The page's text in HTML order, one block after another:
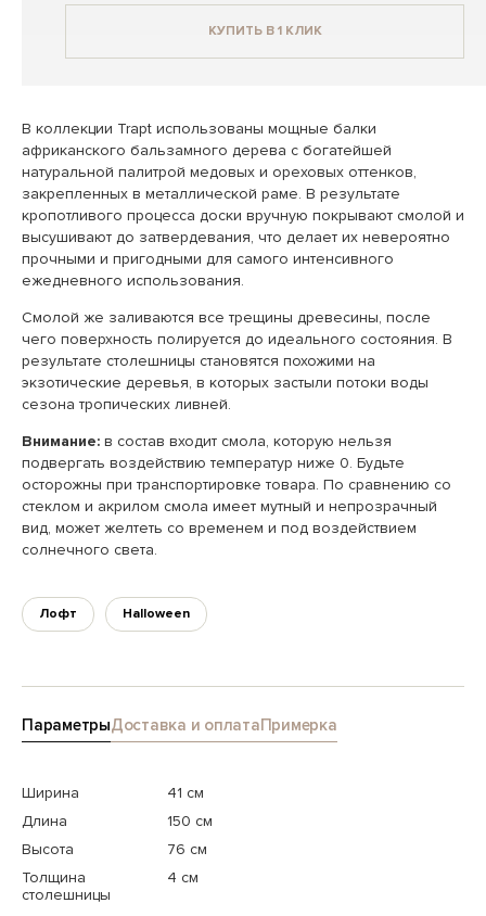
КУПИТЬ В 1 КЛИК
В коллекции Trapt использованы мощные балки
африканского бальзамного дерева с богатейшей
натуральной палитрой медовых и ореховых оттенков,
закрепленных в металлической раме. В результате
кропотливого процесса доски вручную покрывают смолой и
высушивают до затвердевания, что делает их невероятно
прочными и пригодными для самого интенсивного
ежедневного использования.
Смолой же заливаются все трещины древесины, после
чего поверхность полируется до идеального состояния. В
результате столешницы становятся похожими на
экзотические деревья, в которых застыли потоки воды
сезона тропических ливней.
Внимание: в состав входит смола, которую нельзя
подвергать воздействию температур ниже 0. Будьте
осторожны при транспортировке товара. По сравнению со
стеклом и акрилом смола имеет мутный и непрозрачный
вид, может желтеть со временем и под воздействием
солнечного света.
Лофт Halloween
ПараметрыДоставка и оплатаПримерка
Ширина
41 см
Длина
150 см
Высота
76 см
Толщина
столешницы
4 см